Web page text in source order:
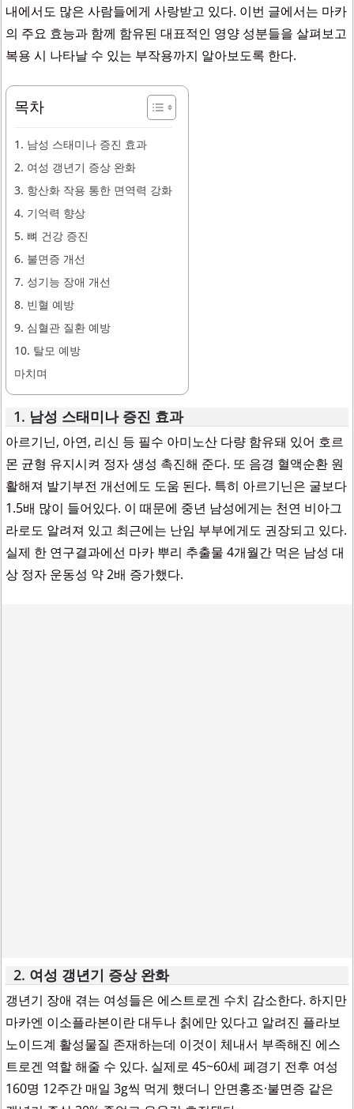
내에서도 많은 사람들에게 사랑받고 있다. 이번 글에서는 마카
의 주요 효능과 함께 함유된 대표적인 영양 성분들을 살펴보고
복용 시 나타날 수 있는 부작용까지 알아보도록 한다.
목차
1. 남성 스태미나 증진 효과
2. 여성 갱년기 증상 완화
3. 항산화 작용 통한 면역력 강화
4. 기억력 향상
5. 뼈 건강 증진
6. 불면증 개선
7. 성기능 장애 개선
8. 빈혈 예방
9. 심혈관 질환 예방
10. 탈모 예방
마치며
1. 남성 스태미나 증진 효과
아르기닌, 아연, 리신 등 필수 아미노산 다량 함유돼 있어 호르
몬 균형 유지시켜 정자 생성 촉진해 준다. 또 음경 혈액순환 원
활해져 발기부전 개선에도 도움 된다. 특히 아르기닌은 굴보다
1.5배 많이 들어있다. 이 때문에 중년 남성에게는 천연 비아그
라로도 알려져 있고 최근에는 난임 부부에게도 권장되고 있다.
실제 한 연구결과에선 마카 뿌리 추출물 4개월간 먹은 남성 대
상 정자 운동성 약 2배 증가했다.
2. 여성 갱년기 증상 완화
갱년기 장애 겪는 여성들은 에스트로겐 수치 감소한다. 하지만
마카엔 이소플라본이란 대두나 칡에만 있다고 알려진 플라보
노이드계 활성물질 존재하는데 이것이 체내서 부족해진 에스
트로겐 역할 해줄 수 있다. 실제로 45~60세 폐경기 전후 여성
160명 12주간 매일 3g씩 먹게 했더니 안면홍조·불면증 같은